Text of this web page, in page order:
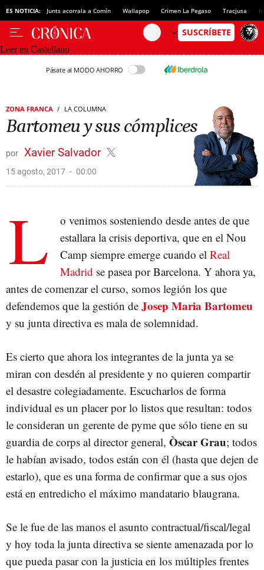
ES NOTICIA: Junts acorrala a Comín Wallapop Crimen La Pegaso Tracjusa
Leer en Castellano
Pásate al MODO AHORRO
ZONA FRANCA LA COLUMNA
Bartomeu y sus cómplices
Xavier Salvador
15 agosto, 2017 00:00
L
o venimos sosteniendo desde antes de que
estallara la crisis deportiva, que en el Nou
Camp siempre emerge cuando el Real
Madrid se pasea por Barcelona. Y ahora ya,
antes de comenzar el curso, somos legión los que
defendemos que la gestión de Josep Maria Bartomeu
y su junta directiva es mala de solemnidad.
Es cierto que ahora los integrantes de la junta ya se
miran con desdén al presidente y no quieren compartir
el desastre colegiadamente. Escucharlos de forma
individual es un placer por lo listos que resultan: todos
le consideran un gerente de pyme que sólo tiene en su
guardia de corps al director general, Òscar Grau; todos
le habían avisado, todos están con él (hasta que dejen de
estarlo), que es una forma de confirmar que a sus ojos
está en entredicho el máximo mandatario blaugrana.
Se le fue de las manos el asunto contractual/fiscal/legal
y hoy toda la junta directiva se siente amenazada por lo
que pueda pasar con la justicia en los múltiples frentes